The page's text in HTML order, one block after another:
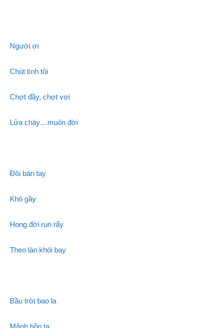
Người ơi
Chút tình tôi
Chợt đầy, chợt vơi
Lửa cháy…muôn đời
Đôi bàn tay
Khô gầy
Hong đời run rẩy
Theo làn khói bay
Bầu trời bao la